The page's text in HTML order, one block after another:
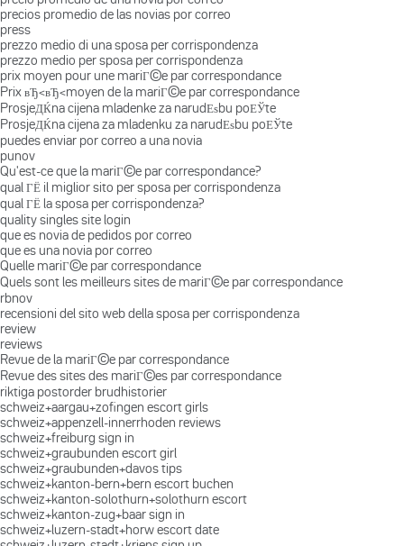
precios promedio de las novias por correo
press
prezzo medio di una sposa per corrispondenza
prezzo medio per sposa per corrispondenza
prix moyen pour une mariГ©e par correspondance
Prix вЂ‹вЂ‹moyen de la mariГ©e par correspondance
ProsjeДЌna cijena mladenke za narudЕѕbu poЕЎte
ProsjeДЌna cijena za mladenku za narudЕѕbu poЕЎte
puedes enviar por correo a una novia
punov
Qu'est-ce que la mariГ©e par correspondance?
qual ГЁ il miglior sito per sposa per corrispondenza
qual ГЁ la sposa per corrispondenza?
quality singles site login
que es novia de pedidos por correo
que es una novia por correo
Quelle mariГ©e par correspondance
Quels sont les meilleurs sites de mariГ©e par correspondance
rbnov
recensioni del sito web della sposa per corrispondenza
review
reviews
Revue de la mariГ©e par correspondance
Revue des sites des mariГ©es par correspondance
riktiga postorder brudhistorier
schweiz+aargau+zofingen escort girls
schweiz+appenzell-innerrhoden reviews
schweiz+freiburg sign in
schweiz+graubunden escort girl
schweiz+graubunden+davos tips
schweiz+kanton-bern+bern escort buchen
schweiz+kanton-solothurn+solothurn escort
schweiz+kanton-zug+baar sign in
schweiz+luzern-stadt+horw escort date